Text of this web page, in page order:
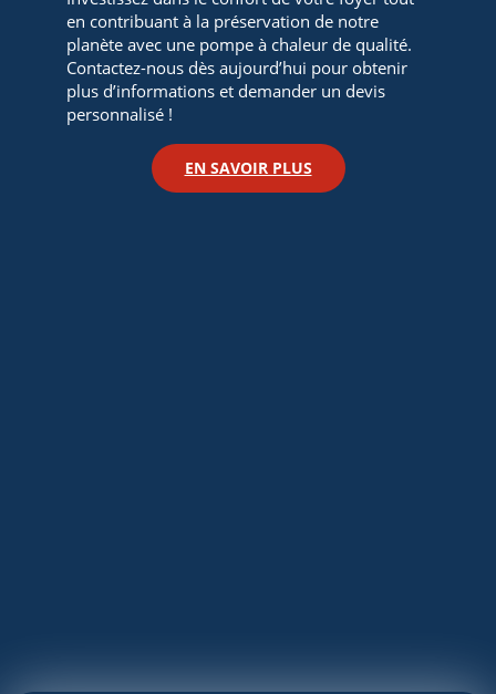
en contribuant à la préservation de notre
planète avec une pompe à chaleur de qualité.
Contactez-nous dès aujourd’hui pour obtenir
plus d’informations et demander un devis
personnalisé !
EN SAVOIR PLUS